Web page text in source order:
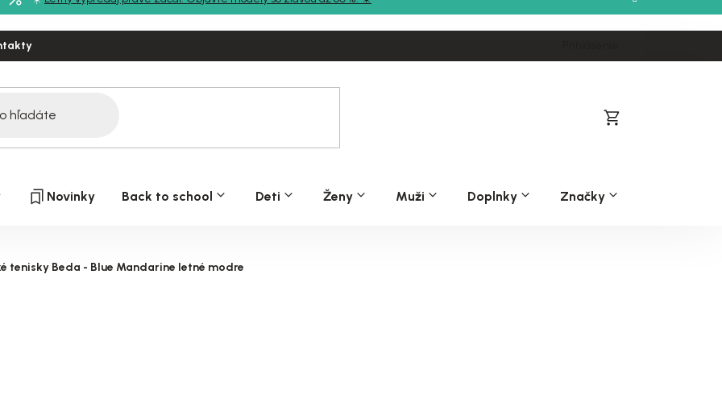
Nákupný
Novinky Back to school Deti Ženy Muži Doplnky Značky
tenisky Beda - Blue Mandarine letné modre